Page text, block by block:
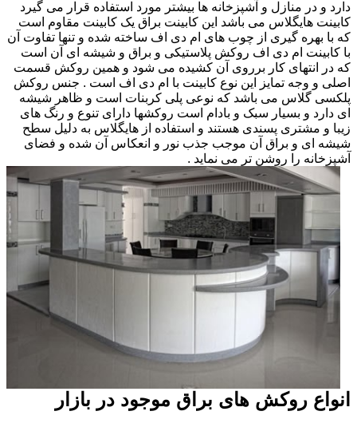
دارد و در منازل و آشپزخانه ها بیشتر مورد استفاده قرار می گیرد
کابینت هایگلاس می باشد این کابینت براق یک کابینت مقاوم است
که با بهره گیری از چوب های ام دی اف ساخته شده و تنها تفاوت آن
با کابینت ام دی اف روکش پلاستیکی و براق و شیشه ای آن است
که در انتهای کار برروی آن کشیده می شود و همین روکش قسمت
اصلی و وجه تمایز این نوع کابینت با ام دی اف است . جنس روکش
پلکسی گلاس می باشد که نوعی پلی کربنات است و ظاهر شیشه
ای دارد و بسیار سبک و بادام است روکشها دارای تنوع و رنگ های
زیبا و مشتری پسندی هستند و استفاده از هایگلاس به دلیل سطح
شیشه ای و براق آن موجب جذب نور و انعکاس آن شده و فضای
آشپزخانه را روشن تر می نماید .
انواع روکش های براق موجود در بازار